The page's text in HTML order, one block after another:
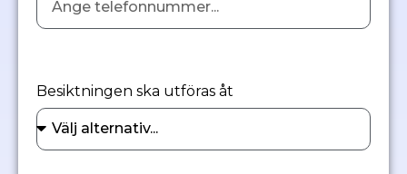
Besiktningen ska utföras åt